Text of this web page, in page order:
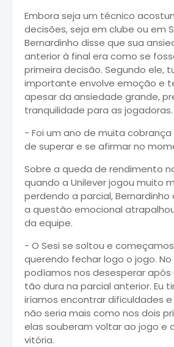
Embora seja um técnico
decisões, seja em clube ou em
Bernardinho disse que sua
anterior à final era como se
primeira decisão. Segundo ele,
importante envolve emoção e
apesar da ansiedade grande,
tranquilidade para as jogadoras.
- Foi um ano de muita
de superar e se afirmar no
Sobre a queda de rendimento
quando a Unilever jogou muito
perdendo a parcial, Bernardinho
a questão emocional
da equipe.
- O Sesi se soltou e
querendo fechar logo o jogo.
podíamos nos desesperar
tão dura na parcial anterior. Eu
iríamos encontrar dificuldades
não seria mais como nos dois
elas souberam voltar ao jogo e
vitória.